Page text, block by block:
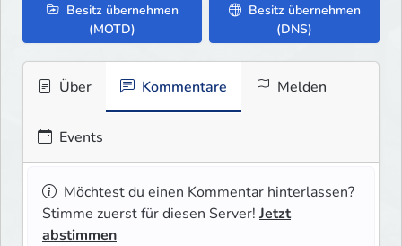
Besitz übernehmen
(MOTD)
Besitz übernehmen
(DNS)
Über Kommentare Melden
Events
Möchtest du einen Kommentar hinterlassen?
Stimme zuerst für diesen Server! Jetzt
abstimmen